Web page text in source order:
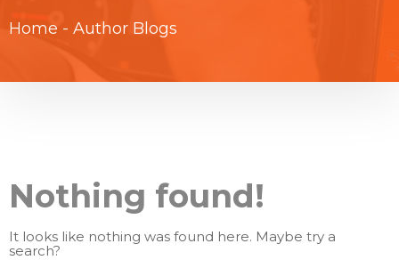
Home - Author Blogs
Nothing found!
It looks like nothing was found here. Maybe try a
search?